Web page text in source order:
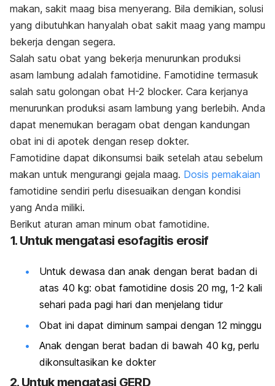
makan, sakit maag bisa menyerang. Bila demikian, solusi
yang dibutuhkan hanyalah obat sakit maag yang mampu
bekerja dengan segera.
Salah satu obat yang bekerja menurunkan produksi
asam lambung adalah famotidine. Famotidine termasuk
salah satu golongan obat H-2 blocker. Cara kerjanya
menurunkan produksi asam lambung yang berlebih. Anda
dapat menemukan beragam obat dengan kandungan
obat ini di apotek dengan resep dokter.
Famotidine dapat dikonsumsi baik setelah atau sebelum
makan untuk mengurangi gejala maag. Dosis pemakaian
famotidine sendiri perlu disesuaikan dengan kondisi
yang Anda miliki.
Berikut aturan aman minum obat famotidine.
1. Untuk mengatasi esofagitis erosif
Untuk dewasa dan anak dengan berat badan di
atas 40 kg: obat famotidine dosis 20 mg, 1-2 kali
sehari pada pagi hari dan menjelang tidur
Obat ini dapat diminum sampai dengan 12 minggu
Anak dengan berat badan di bawah 40 kg, perlu
dikonsultasikan ke dokter
2. Untuk mengatasi GERD